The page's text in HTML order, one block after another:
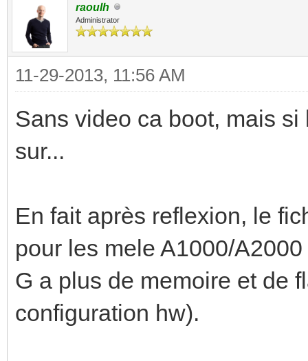
raoulh
Administrator
11-29-2013, 11:56 AM
Sans video ca boot, mais
sur...
En fait après reflexion, le
pour les mele A1000/
G a plus de memoire et de
configuration hw).